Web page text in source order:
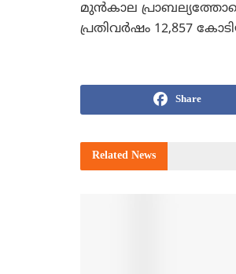
മുന്‍കാല
പ്രതിവര്‍ഷം 12,857
Share
Related News